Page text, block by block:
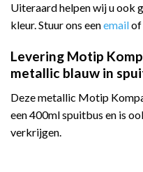
Uiteraard helpen wij u ook
kleur. Stuur ons eenemailof
Levering Motip
metallic blauw in
Deze metallic Motip
een 400ml spuitbus en is
verkrijgen.